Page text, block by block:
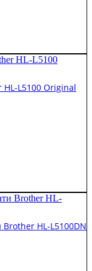
HL-L5100 Original
HL-L5100DN